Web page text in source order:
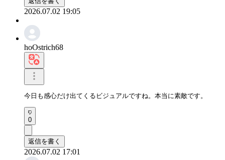
2026.07.02 19:05
hoOstrich68
今日も感心だけ出てくるビジュアルですね。本当に素敵です。
0
返信を書く
2026.07.02 17:01